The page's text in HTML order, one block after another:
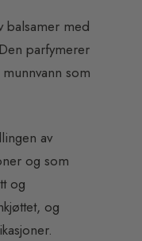
balsamer med
parfymerer
som
av
og som
og
og